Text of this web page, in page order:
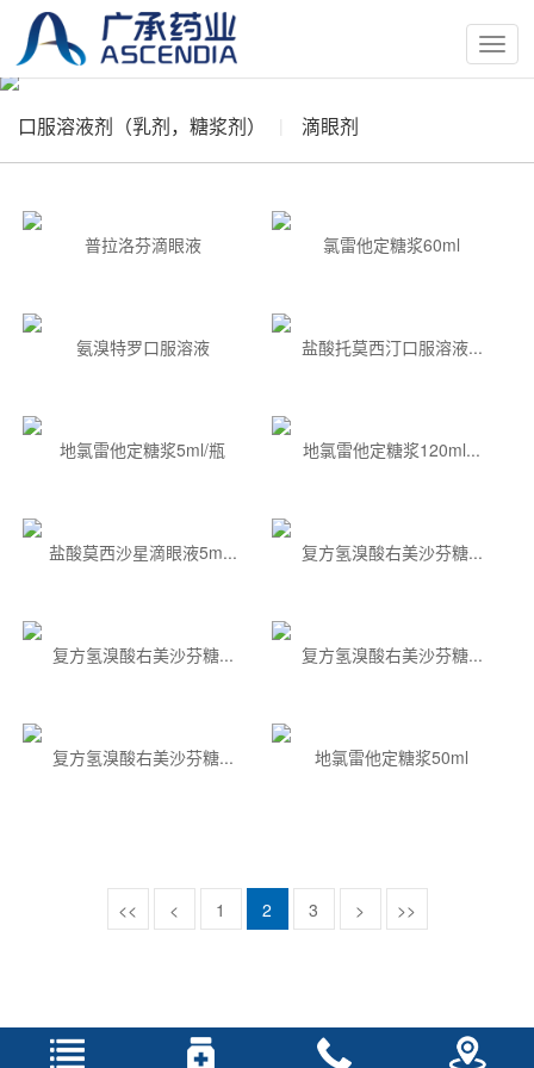
按
钮
口服溶液剂（乳剂，糖浆剂） 滴眼剂
普拉洛芬滴眼液 氯雷他定糖浆60ml
氨溴特罗口服溶液 盐酸托莫西汀口服溶液...
地氯雷他定糖浆5ml/瓶 地氯雷他定糖浆120ml...
盐酸莫西沙星滴眼液5m... 复方氢溴酸右美沙芬糖...
复方氢溴酸右美沙芬糖... 复方氢溴酸右美沙芬糖...
复方氢溴酸右美沙芬糖... 地氯雷他定糖浆50ml
<< < 1 2 3 > >>